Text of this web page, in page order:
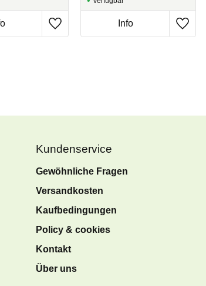
Kundenservice
Gewöhnliche Fragen
Versandkosten
Kaufbedingungen
Policy & cookies
Kontakt
Über uns